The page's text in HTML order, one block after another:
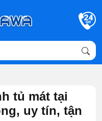
tủ mát tại
uy tín, tận